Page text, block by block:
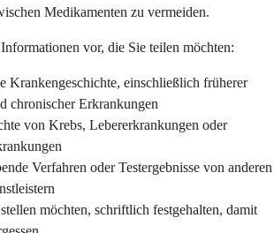
Medikamenten zu vermeiden.
vor, die Sie teilen möchten:
Krankengeschichte, einschließlich früherer
chronischer Erkrankungen
von Krebs, Lebererkrankungen oder
Verfahren oder Testergebnisse von anderen
möchten, schriftlich festgehalten, damit